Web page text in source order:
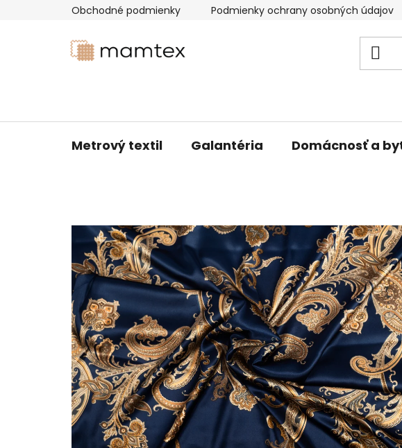
Obchodné podmienky Podmienky ochrany osobných údajov
Metrový textil Galantéria Domácnosť a